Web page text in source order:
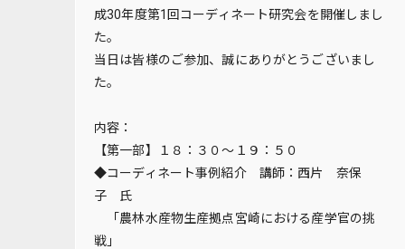
成30年度第1回コーディネート研究会を開催しまし
た。
当日は皆様のご参加、誠にありがとうございまし
た。
内容：
【第一部】１８：３０～１９：５０
◆コーディネート事例紹介 講師：西片 奈保
子 氏
「農林水産物生産拠点宮崎における産学官の挑
戦」